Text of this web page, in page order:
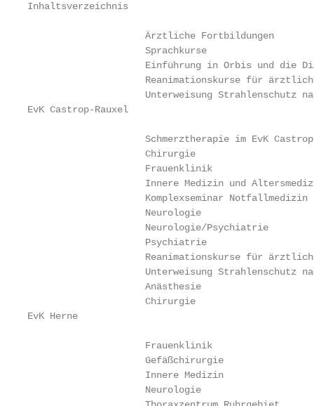
Inhaltsverzeichnis
                     Ärztliche Fortbildungen
Sprachkurse
Einführung in Orbis und die
Reanimationskurse für
Unterweisung Strahlenschutz
EvK Castrop-Rauxel
Schmerztherapie im EvK
Chirurgie
Frauenklinik
Innere Medizin und
Komplexseminar
Neurologie
Neurologie/Psychiatrie
Psychiatrie
Reanimationskurse für
Unterweisung Strahlenschutz
Anästhesie
Chirurgie
EvK Herne
Frauenklinik
Gefäßchirurgie
Innere Medizin
Neurologie